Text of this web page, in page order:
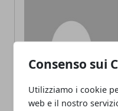
Consenso sui
Utilizziamo i cookie
web e il nostro